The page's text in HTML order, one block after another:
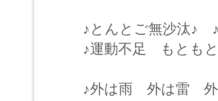
♪とんとご無沙汰♪
♪運動不足 もとも
♪外は雨 外は雷 外